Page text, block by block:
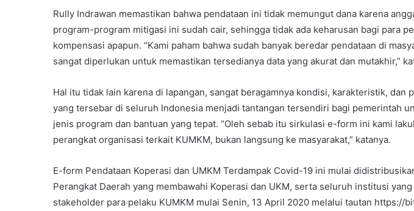
Rully Indrawan memastikan bahwa pendataan ini tidak memungut dana karena
program-program mitigasi ini sudah cair, sehingga tidak ada keharusan bagi para
kompensasi apapun. “Kami paham bahwa sudah banyak beredar pendataan di
sangat diperlukan untuk memastikan tersedianya data yang akurat dan mutakhir,”
Hal itu tidak lain karena di lapangan, sangat beragamnya kondisi, karakteristik, dan
yang tersebar di seluruh Indonesia menjadi tantangan tersendiri bagi pemerintah
jenis program dan bantuan yang tepat. “Oleh sebab itu sirkulasi e-form ini kami
perangkat organisasi terkait KUMKM, bukan langsung ke masyarakat,” katanya.
E-form Pendataan Koperasi dan UMKM Terdampak Covid-19 ini mulai
Perangkat Daerah yang membawahi Koperasi dan UKM, serta seluruh institusi
stakeholder para pelaku KUMKM mulai Senin, 13 April 2020 melalui tautan https://